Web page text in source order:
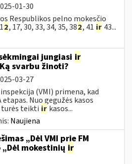
01-30
Respublikos pelno mokesčio
2, 17, 30, 33, 34, 35, 382, 41 ir 43...
jungiasi ir
svarbu žinoti?
03-27
inspekcija (VMI) primena, kad
Nuo gegužės kasos
turės teikti ir kasos...
Naujiena
„Dėl VMI prie FM
mokestinių ir